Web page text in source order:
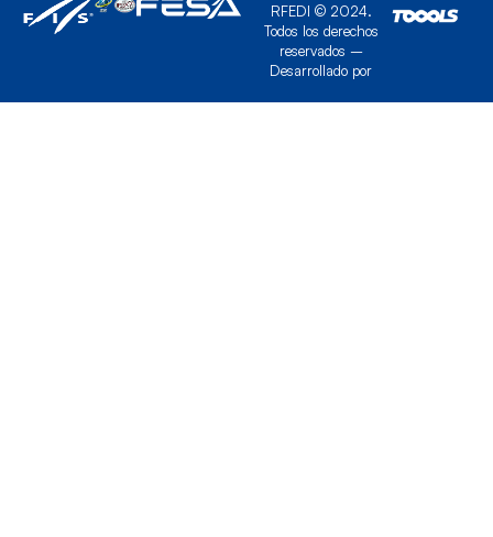
RFEDI © 2024.
Todos los derechos
reservados –
Desarrollado por